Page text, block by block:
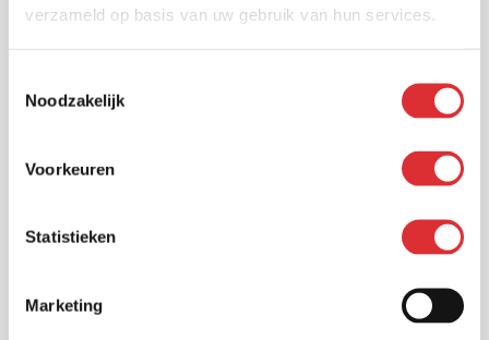
verzameld op basis van uw gebruik van hun services.
Noodzakelijk
Voorkeuren
Statistieken
Marketing
Voornaam
E-mail